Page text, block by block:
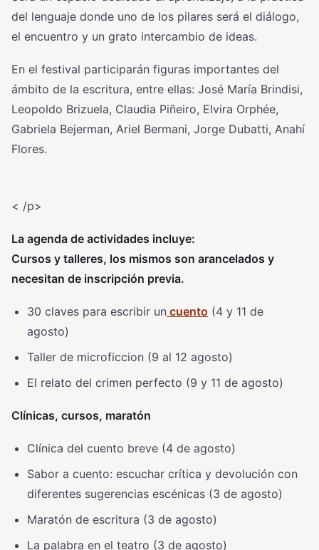
del lenguaje donde uno de los pilares será el diálogo,
el encuentro y un grato intercambio de ideas.
En el festival participarán figuras importantes del
ámbito de la escritura, entre ellas: José María Brindisi,
Leopoldo Brizuela, Claudia Piñeiro, Elvira Orphée,
Gabriela Bejerman, Ariel Bermani, Jorge Dubatti, Anahí
Flores.
< /p>
La agenda de actividades incluye:
Cursos y talleres, los mismos son arancelados y
necesitan de inscripción previa.
30 claves para escribir un cuento (4 y 11 de
agosto)
Taller de microficcion (9 al 12 agosto)
El relato del crimen perfecto (9 y 11 de agosto)
Clínicas, cursos, maratón
Clínica del cuento breve (4 de agosto)
Sabor a cuento: escuchar crítica y devolución con
diferentes sugerencias escénicas (3 de agosto)
Maratón de escritura (3 de agosto)
La palabra en el teatro (3 de agosto)